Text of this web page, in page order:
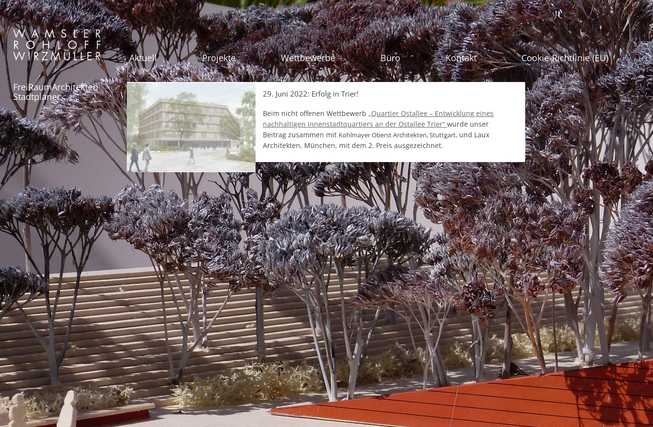
Zum Inhalt springen
Aktuell Projekte Wettbewerbe Büro Kontakt Cookie-Richtlinie (EU)
FreiRaumArchitekten
Stadtplaner
29. Juni 2022: Erfolg in Trier!
Beim nicht offenen Wettbewerb„Quartier Ostallee – Entwicklung eines
nachhaltigen Innenstadtquartiers an der Ostallee Trier“wurde unser
Beitrag zusammen mit Kohlmayer Oberst Architekten, Stuttgart, und Laux
Architekten, München, mit dem 2. Preis ausgezeichnet.